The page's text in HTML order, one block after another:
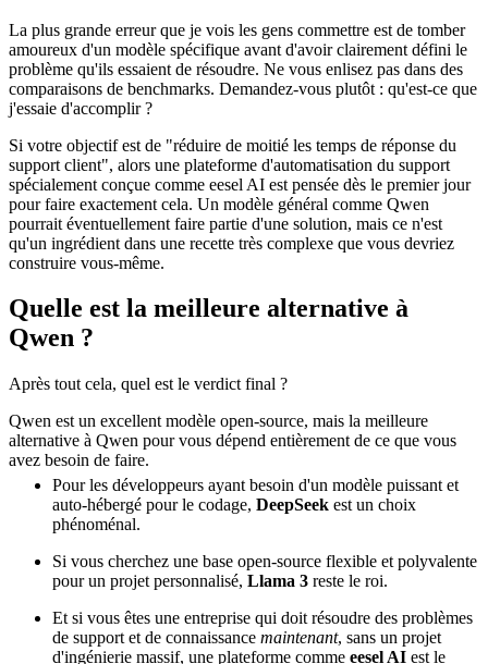
La plus grande erreur que je vois les gens commettre est de tomber
amoureux d'un modèle spécifique avant d'avoir clairement défini le
problème qu'ils essaient de résoudre. Ne vous enlisez pas dans des
comparaisons de benchmarks. Demandez-vous plutôt : qu'est-ce que
j'essaie d'accomplir ?
Si votre objectif est de "réduire de moitié les temps de réponse du
support client", alors une plateforme d'automatisation du support
spécialement conçue comme eesel AI est pensée dès le premier jour
pour faire exactement cela. Un modèle général comme Qwen
pourrait éventuellement faire partie d'une solution, mais ce n'est
qu'un ingrédient dans une recette très complexe que vous devriez
construire vous-même.
Quelle est la meilleure alternative à
Qwen ?
Après tout cela, quel est le verdict final ?
Qwen est un excellent modèle open-source, mais la meilleure
alternative à Qwen pour vous dépend entièrement de ce que vous
avez besoin de faire.
Pour les développeurs ayant besoin d'un modèle puissant et
auto-hébergé pour le codage, DeepSeek est un choix
phénoménal.
Si vous cherchez une base open-source flexible et polyvalente
pour un projet personnalisé, Llama 3 reste le roi.
Et si vous êtes une entreprise qui doit résoudre des problèmes
de support et de connaissance maintenant, sans un projet
d'ingénierie massif, une plateforme comme eesel AI est le